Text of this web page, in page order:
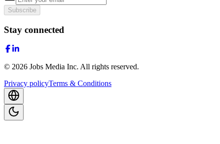
Subscribe
Stay connected
© 2026 Jobs Media Inc. All rights reserved.
Privacy policyTerms & Conditions